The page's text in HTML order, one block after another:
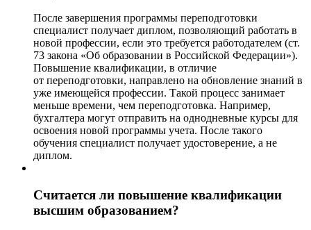
После завершения программы переподготовки
специалист получает диплом, позволяющий работать в
новой профессии, если это требуется работодателем (ст.
73 закона «Об образовании в Российской Федерации»).
Повышение квалификации, в отличие
от переподготовки, направлено на обновление знаний в
уже имеющейся профессии. Такой процесс занимает
меньше времени, чем переподготовка. Например,
бухгалтера могут отправить на однодневные курсы для
освоения новой программы учета. После такого
обучения специалист получает удостоверение, а не
диплом.
Считается ли повышение квалификации
высшим образованием?